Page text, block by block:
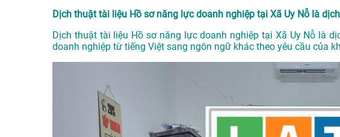
Dịch thuật tài liệu Hồ sơ năng lực doanh nghiệp tại Xã Uy Nỗ là
Dịch thuật tài liệu Hồ sơ năng lực doanh nghiệp tại Xã Uy Nỗ là
doanh nghiệp từ tiếng Việt sang ngôn ngữ khác theo yêu cầu của